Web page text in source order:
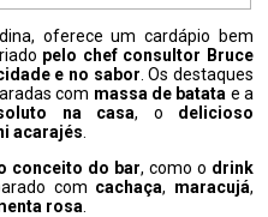
oferece um cardápio bem
pelo chef consultor Bruce
e no sabor . Os destaques
com massa de batata e a
na casa, o delicioso
acarajés
conceito do bar, como o drink
com cachaça, maracujá,
rosa